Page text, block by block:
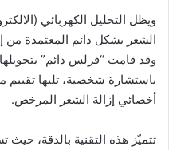
ويظل التحليل الكهربائي
وقد قامت “فرلس دائم”
باستشارة شخصية، تليها
أخصائي إزالة الشعر المرخص.
تتميّز هذه التقنية بالدقة،